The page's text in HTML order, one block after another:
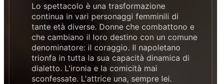
Lo spettacolo è una trasformazione
continua in vari personaggi femminili di
tante età diverse. Donne che combattono e
che cambiano il loro destino con un comune
denominatore: il coraggio. Il napoletano
trionfa in tutta la sua capacità dinamica di
dialetto. L'ironia e la comicità mai
sconfessate. L'attrice una, sempre lei.